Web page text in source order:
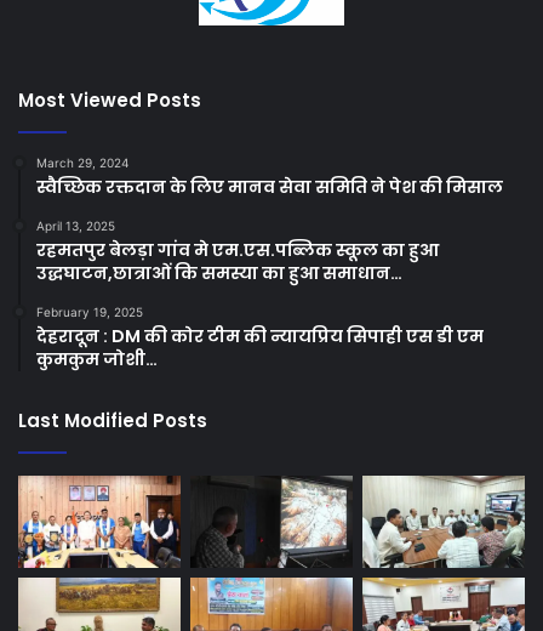
Most Viewed Posts
March 29, 2024
स्वैच्छिक रक्तदान के लिए मानव सेवा समिति ने पेश की मिसाल
April 13, 2025
रहमतपुर बेलड़ा गांव मे एम.एस.पब्लिक स्कूल का हुआ
उद्धघाटन,छात्राओं कि समस्या का हुआ समाधान…
February 19, 2025
देहरादून : DM की कोर टीम की न्यायप्रिय सिपाही एस डी एम
कुमकुम जोशी…
Last Modified Posts